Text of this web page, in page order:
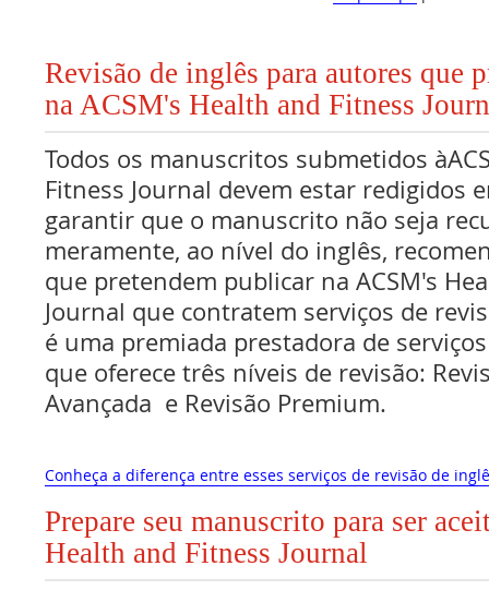
Revisão de inglês para autores que
na ACSM's Health and Fitness
Todos os manuscritos submetidos
Fitness Journal devem estar redigidos
garantir que o manuscrito não seja
meramente, ao nível do inglês,
que pretendem publicar na ACSM's
Journal que contratem serviços de
é uma premiada prestadora de
que oferece três níveis de revisão:
Avançada e Revisão Premium.
Conheça a diferença entre esses serviços de revisão de
Prepare seu manuscrito para ser
Health and Fitness Journal